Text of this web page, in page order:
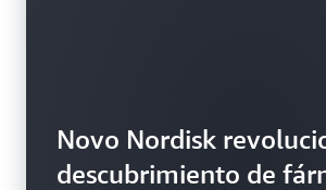
Novo Nordisk
descubrimiento de